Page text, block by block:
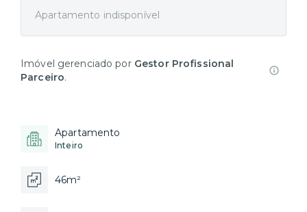
Apartamento indisponível
Imóvel gerenciado por Gestor Profissional
Parceiro.
Apartamento
Inteiro
46m²